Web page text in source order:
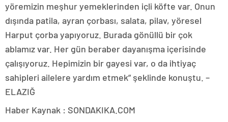
yöremizin meşhur yemeklerinden içli köfte var. Onun
dışında patila, ayran çorbası, salata, pilav, yöresel
Harput çorba yapıyoruz. Burada gönüllü bir çok
ablamız var. Her gün beraber dayanışma içerisinde
çalışıyoruz. Hepimizin bir gayesi var, o da ihtiyaç
sahipleri ailelere yardım etmek” şeklinde konuştu. –
ELAZIĞ
Haber Kaynak : SONDAKIKA.COM